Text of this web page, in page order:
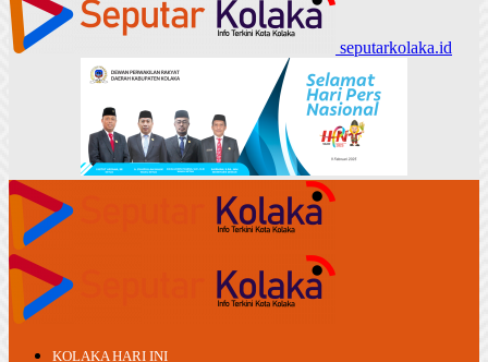
seputarkolaka.id
KOLAKA HARI INI